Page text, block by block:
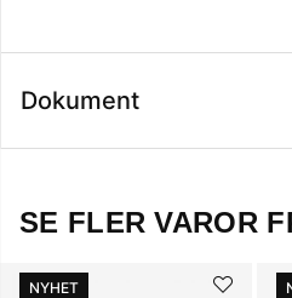
Dokument
SE FLER VAROR
NYHET